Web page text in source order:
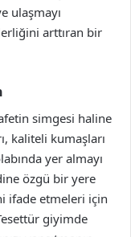
ulaşmayı
arttıran bir
simgesi haline
kaliteli kumaşları
yer almayı
özgü bir yere
ifade etmeleri için
giyimde